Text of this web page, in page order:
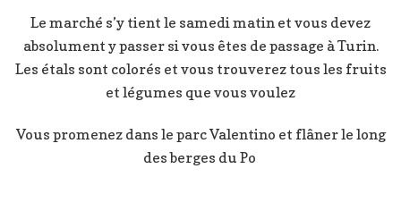
Le marché s’y tient le samedi matin et vous devez
absolument y passer si vous êtes de passage à Turin.
Les étals sont colorés et vous trouverez tous les fruits
et légumes que vous voulez
Vous promenez dans le parc Valentino et flâner le long
des berges du Po